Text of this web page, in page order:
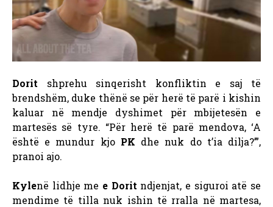
Dorit shprehu sinqerisht konfliktin e saj të
brendshëm, duke thënë se për herë të parë i kishin
kaluar në mendje dyshimet për mbijetesën e
martesës së tyre. “Për herë të parë mendova, ‘A
është e mundur kjo PK dhe nuk do t’ia dilja?’”,
pranoi ajo.
Kylenë lidhje me e Doritndjenjat, e siguroi atë se
mendime të tilla nuk ishin të rralla në martesa,